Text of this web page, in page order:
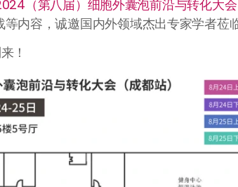
（第八届）细胞外囊泡前沿与转化大会
内容，诚邀国内外领域杰出专家学者莅
！